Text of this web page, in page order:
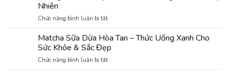
Công
Cho
Thế
Giới
Nhiên
Chức năng bình luận bị tắtở
Điều
Vị
Về
Matcha Sữa Dừa Hòa Tan – Thức Uống Xanh Cho
Sức Khỏe & Sắc Đẹp
Chức năng bình luận bị tắtở